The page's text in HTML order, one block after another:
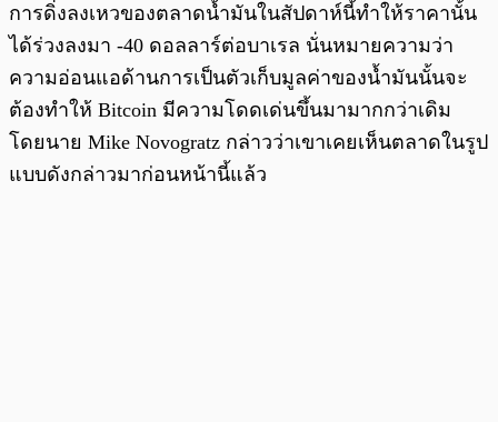
การดิ่งลงเหวของตลาดน้ำมันในสัปดาห์นี้ทำให้ราคานั้น
ได้ร่วงลงมา -40 ดอลลาร์ต่อบาเรล นั่นหมายความว่า
ความอ่อนแอด้านการเป็นตัวเก็บมูลค่าของน้ำมันนั้นจะ
ต้องทำให้ Bitcoin มีความโดดเด่นขึ้นมามากกว่าเดิม
โดยนาย Mike Novogratz กล่าวว่าเขาเคยเห็นตลาดในรูป
แบบดังกล่าวมาก่อนหน้านี้แล้ว